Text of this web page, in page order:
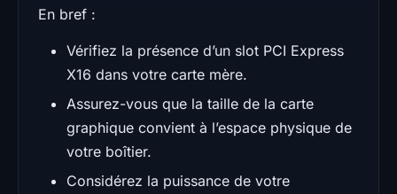
En bref :
Vérifiez la présence d’un slot PCI Express
X16 dans votre carte mère.
Assurez-vous que la taille de la carte
graphique convient à l’espace physique de
votre boîtier.
Considérez la puissance de votre